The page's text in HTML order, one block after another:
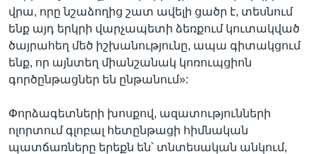
վրա, որը նշաձողից շատ ավելի ցածր է, տեսնում
ենք այդ երկրի վարչապետի ձեռքում կուտակված
ծայրահեղ մեծ իշխանությունը, ապա գիտակցում
ենք, որ այնտեղ միանշանակ կոռուպցիոն
գործընթացներ են ընթանում»:
Փորձագետների խոսքով, ազատությունների
ոլորտում գլոբալ հետընթացի հիմնական
պատճառները երեքն են՝ տնտեսական անկում,